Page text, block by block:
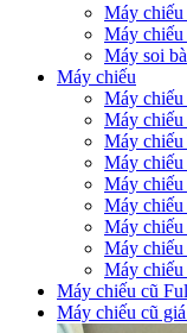
Máy chiếu
Máy
Máy soi
Máy chiếu
Máy
Máy
Máy chiếu
Máy
Máy chiếu
Máy
Máy
Máy
Máy
Máy chiếu cũ
Máy chiếu cũ